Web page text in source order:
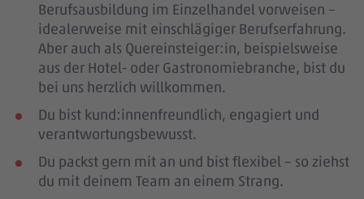
Berufsausbildung im Einzelhandel vorweisen –
idealerweise mit einschlägiger Berufserfahrung.
Aber auch als Quereinsteiger:in, beispielsweise
aus der Hotel- oder Gastronomiebranche, bist du
bei uns herzlich willkommen.
Du bist kund:innenfreundlich, engagiert und
verantwortungsbewusst.
Du packst gern mit an und bist flexibel – so ziehst
du mit deinem Team an einem Strang.